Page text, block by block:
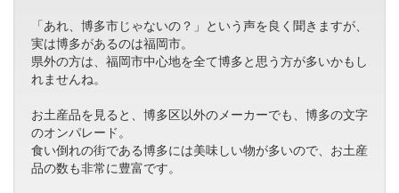
「あれ、博多市じゃないの？」という声を良く聞きますが、
実は博多があるのは福岡市。
県外の方は、福岡市中心地を全て博多と思う方が多いかもし
れませんね。
お土産品を見ると、博多区以外のメーカーでも、博多の文字
のオンパレード。
食い倒れの街である博多には美味しい物が多いので、お土産
品の数も非常に豊富です。